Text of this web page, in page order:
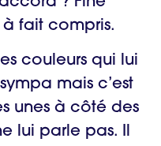
fait compris.
couleurs qui lui
mais c’est
unes à côté des
lui parle pas. Il